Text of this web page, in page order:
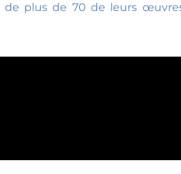
de plus de 70 de leurs